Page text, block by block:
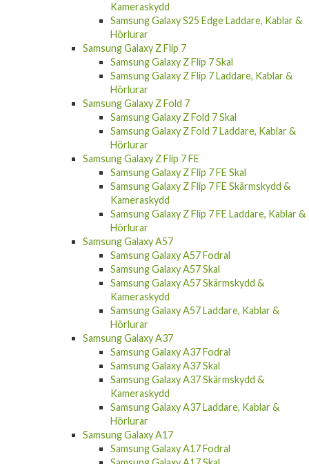
Kameraskydd
Samsung Galaxy S25 Edge Laddare, Kablar &
Hörlurar
Samsung Galaxy Z Flip 7
Samsung Galaxy Z Flip 7 Skal
Samsung Galaxy Z Flip 7 Laddare, Kablar &
Hörlurar
Samsung Galaxy Z Fold 7
Samsung Galaxy Z Fold 7 Skal
Samsung Galaxy Z Fold 7 Laddare, Kablar &
Hörlurar
Samsung Galaxy Z Flip 7 FE
Samsung Galaxy Z Flip 7 FE Skal
Samsung Galaxy Z Flip 7 FE Skärmskydd &
Kameraskydd
Samsung Galaxy Z Flip 7 FE Laddare, Kablar &
Hörlurar
Samsung Galaxy A57
Samsung Galaxy A57 Fodral
Samsung Galaxy A57 Skal
Samsung Galaxy A57 Skärmskydd &
Kameraskydd
Samsung Galaxy A57 Laddare, Kablar &
Hörlurar
Samsung Galaxy A37
Samsung Galaxy A37 Fodral
Samsung Galaxy A37 Skal
Samsung Galaxy A37 Skärmskydd &
Kameraskydd
Samsung Galaxy A37 Laddare, Kablar &
Hörlurar
Samsung Galaxy A17
Samsung Galaxy A17 Fodral